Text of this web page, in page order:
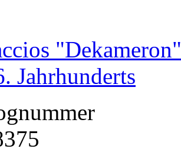
Jahrhunderts